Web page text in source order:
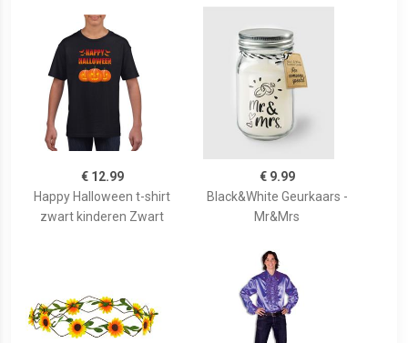
€ 12.99
Happy Halloween t-shirt
zwart kinderen Zwart
€ 9.99
Black&White Geurkaars -
Mr&Mrs